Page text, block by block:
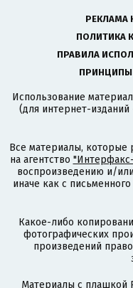
РЕКЛАМА
ПОЛИТИКА
ПРАВИЛА
ПРИНЦИПЫ
Использование
(для интернет-
Все материалы, которые
на агентство
воспроизведению и/
иначе как с
Какое-либо
фотографических
произведений
Материалы с плашкой